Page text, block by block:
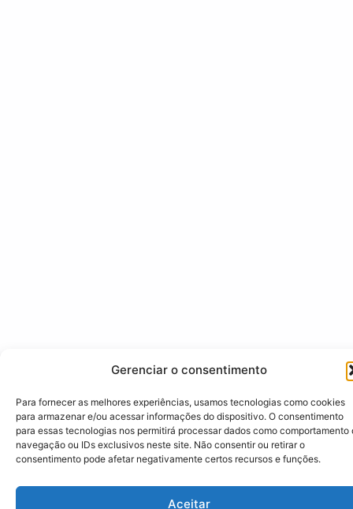
Gerenciar o consentimento
Para fornecer as melhores experiências, usamos tecnologias como cookies
para armazenar e/ou acessar informações do dispositivo. O consentimento
para essas tecnologias nos permitirá processar dados como comportamento
navegação ou IDs exclusivos neste site. Não consentir ou retirar o
consentimento pode afetar negativamente certos recursos e funções.
Aceitar